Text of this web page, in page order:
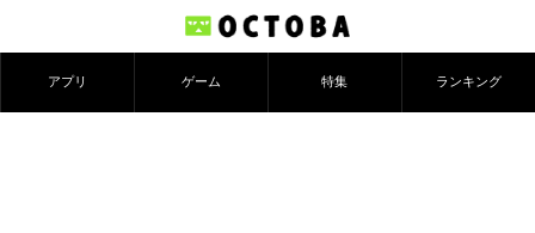
アプリ ゲーム 特集 ランキング